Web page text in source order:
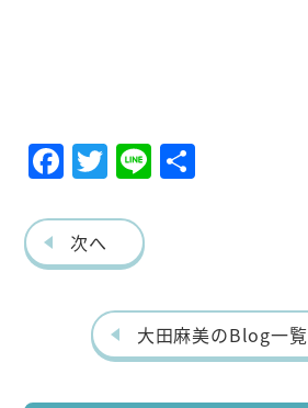
F
eb
o
T
itt
er
Li
次へ
大田麻美のBlog一